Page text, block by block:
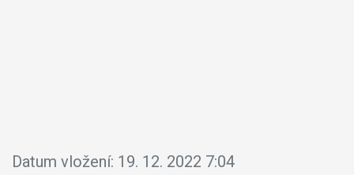
Datum vložení: 19. 12. 2022 7:04